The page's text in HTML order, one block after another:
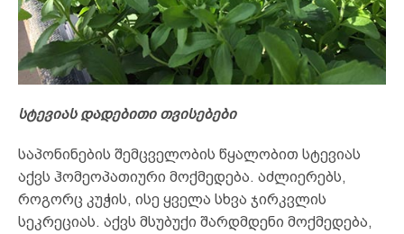
სტევიას დადებითი თვისებები
საპონინების შემცველობის წყალობით სტევიას
აქვს ჰომეოპათიური მოქმედება. აძლიერებს,
როგორც კუჭის, ისე ყველა სხვა ჯირკვლის
სეკრეციას. აქვს მსუბუქი შარდმდენი მოქმედება,